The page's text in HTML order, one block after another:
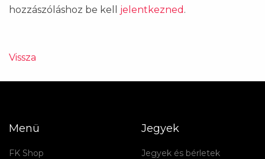
hozzászóláshoz be kell jelentkezned .
Vissza
Menü
FK Shop
Jegyek
Jegyek és bérletek